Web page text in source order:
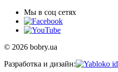
Мы в соц сетях
© 2026 bobry.ua
Разработка и дизайн: